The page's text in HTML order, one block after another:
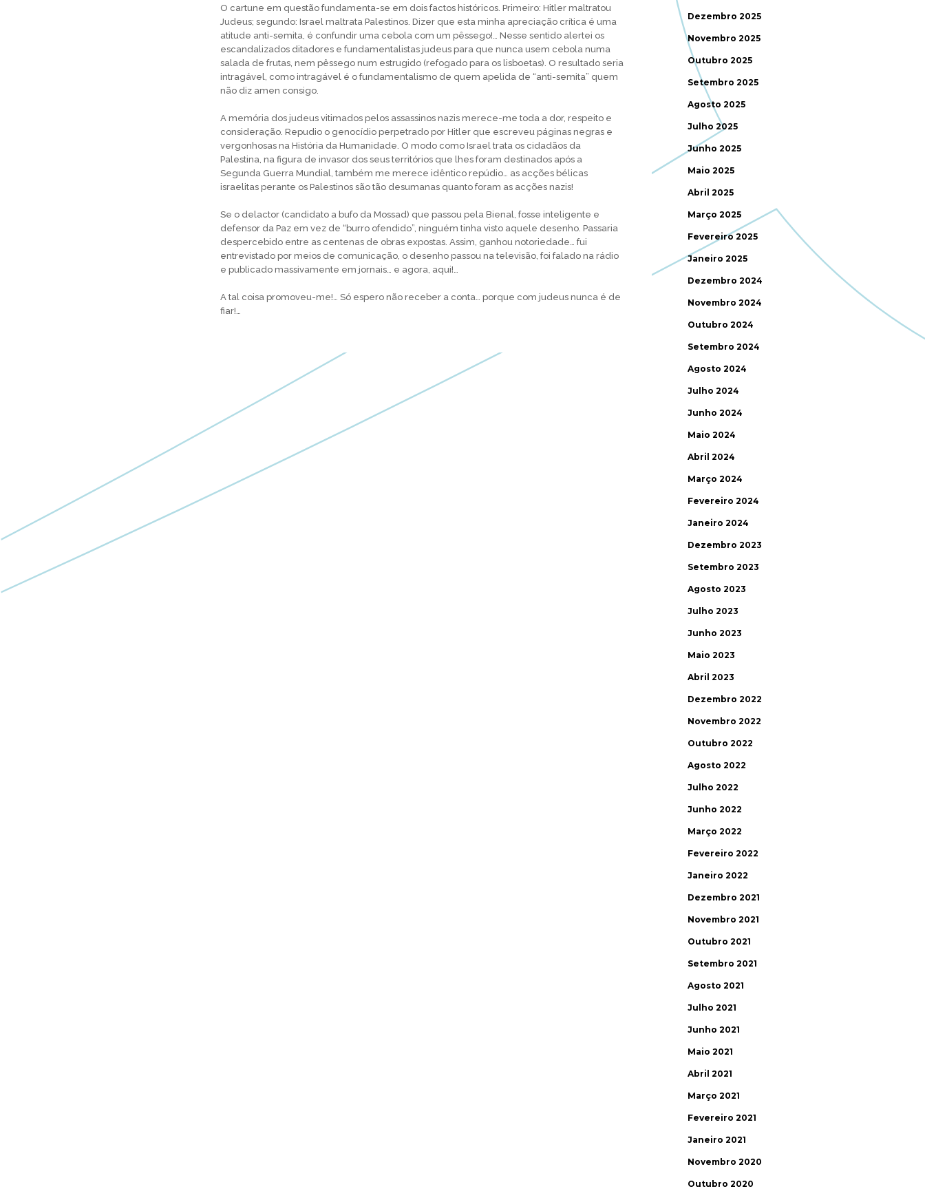
O cartune em questão fundamenta-se em dois factos históricos. Primeiro: Hitler maltratou
Judeus; segundo: Israel maltrata Palestinos. Dizer que esta minha apreciação crítica é uma
atitude anti-semita, é confundir uma cebola com um pêssego!… Nesse sentido alertei os
escandalizados ditadores e fundamentalistas judeus para que nunca usem cebola numa
salada de frutas, nem pêssego num estrugido (refogado para os lisboetas). O resultado seria
intragável, como intragável é o fundamentalismo de quem apelida de “anti-semita” quem
não diz amen consigo.
A memória dos judeus vitimados pelos assassinos nazis merece-me toda a dor, respeito e
consideração. Repudio o genocídio perpetrado por Hitler que escreveu páginas negras e
vergonhosas na História da Humanidade. O modo como Israel trata os cidadãos da
Palestina, na figura de invasor dos seus territórios que lhes foram destinados após a
Segunda Guerra Mundial, também me merece idêntico repúdio… as acções bélicas
israelitas perante os Palestinos são tão desumanas quanto foram as acções nazis!
Se o delactor (candidato a bufo da Mossad) que passou pela Bienal, fosse inteligente e
defensor da Paz em vez de “burro ofendido”, ninguém tinha visto aquele desenho. Passaria
despercebido entre as centenas de obras expostas. Assim, ganhou notoriedade… fui
entrevistado por meios de comunicação, o desenho passou na televisão, foi falado na rádio
e publicado massivamente em jornais… e agora, aqui!…
A tal coisa promoveu-me!… Só espero não receber a conta… porque com judeus nunca é de
fiar!…
Dezembro 2025
Novembro 2025
Outubro 2025
Setembro 2025
Agosto 2025
Julho 2025
Junho 2025
Maio 2025
Abril 2025
Março 2025
Fevereiro 2025
Janeiro 2025
Dezembro 2024
Novembro 2024
Outubro 2024
Setembro 2024
Agosto 2024
Julho 2024
Junho 2024
Maio 2024
Abril 2024
Março 2024
Fevereiro 2024
Janeiro 2024
Dezembro 2023
Setembro 2023
Agosto 2023
Julho 2023
Junho 2023
Maio 2023
Abril 2023
Dezembro 2022
Novembro 2022
Outubro 2022
Agosto 2022
Julho 2022
Junho 2022
Março 2022
Fevereiro 2022
Janeiro 2022
Dezembro 2021
Novembro 2021
Outubro 2021
Setembro 2021
Agosto 2021
Julho 2021
Junho 2021
Maio 2021
Abril 2021
Março 2021
Fevereiro 2021
Janeiro 2021
Novembro 2020
Outubro 2020